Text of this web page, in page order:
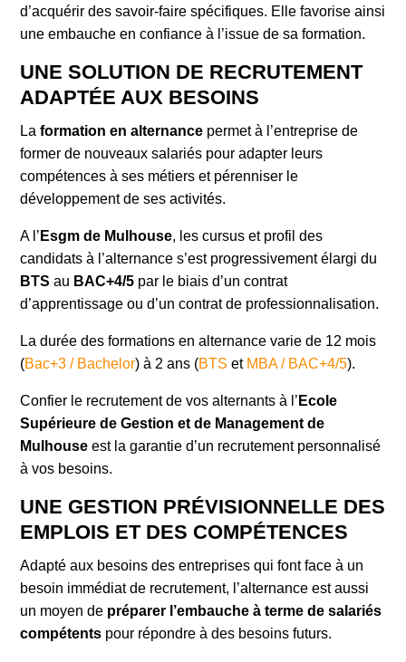
d’acquérir des savoir-faire spécifiques. Elle favorise ainsi
une embauche en confiance à l’issue de sa formation.
UNE SOLUTION DE RECRUTEMENT
ADAPTÉE AUX BESOINS
Laformation en alternance permet à l’entreprise de
former de nouveaux salariés pour adapter leurs
compétences à ses métiers et pérenniser le
développement de ses activités.
A l’ Esgm de Mulhouse, les cursus et profil des
candidats à l’alternance s’est progressivement élargi du
BTS au BAC+4/5 par le biais d’un contrat
d’apprentissage ou d’un contrat de professionnalisation.
La durée des formations en alternance varie de 12 mois
(Bac+3 / Bachelor) à 2 ans (BTS et MBA / BAC+4/5).
Confier le recrutement de vos alternants à l’ Ecole
Supérieure de Gestion et de Management de
Mulhouse est la garantie d’un recrutement personnalisé
à vos besoins.
UNE GESTION PRÉVISIONNELLE DES
EMPLOIS ET DES COMPÉTENCES
Adapté aux besoins des entreprises qui font face à un
besoin immédiat de recrutement, l’alternance est aussi
un moyen de préparer l’embauche à terme de salariés
compétents pour répondre à des besoins futurs.